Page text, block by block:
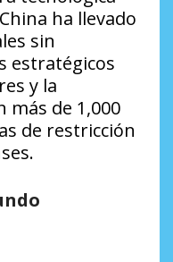
ha llevado
sin
estratégicos
y la
más de 1,000
de restricción